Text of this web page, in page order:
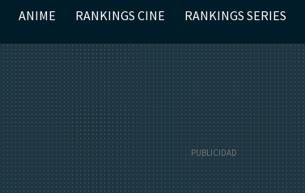
ANIME RANKINGS CINE RANKINGS SERIES